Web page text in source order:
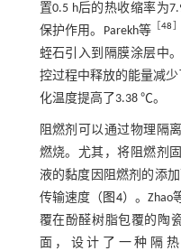
置0.5 h后的热收缩率为
保护作用。Parekh等 ［48］
蛭石引入到隔膜涂层中
控过程中释放的能量减少
化温度提高了3.38 ℃。
阻燃剂可以通过物理隔
燃烧。尤其，将阻燃剂
液的黏度因阻燃剂的添
传输速度（ 图4）。Zhao
覆在酚醛树脂包覆的陶瓷
面，设计了一种隔